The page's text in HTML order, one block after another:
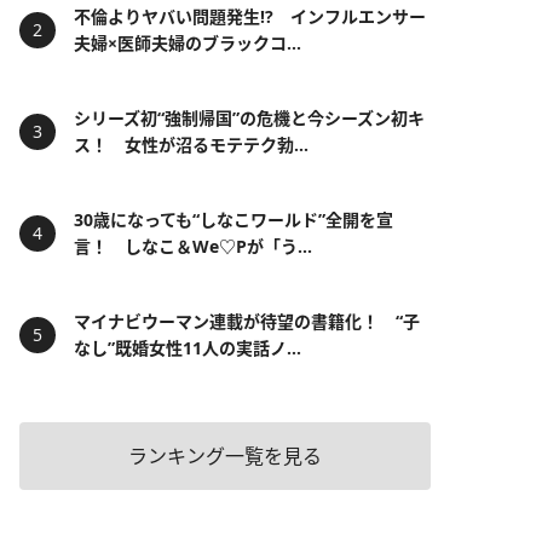
不倫よりヤバい問題発生!? インフルエンサー
夫婦×医師夫婦のブラックコ...
シリーズ初“強制帰国”の危機と今シーズン初キ
ス！ 女性が沼るモテテク勃...
30歳になっても“しなこワールド”全開を宣
言！ しなこ＆We♡Pが「う...
マイナビウーマン連載が待望の書籍化！ “子
なし”既婚女性11人の実話ノ...
ランキング一覧を見る